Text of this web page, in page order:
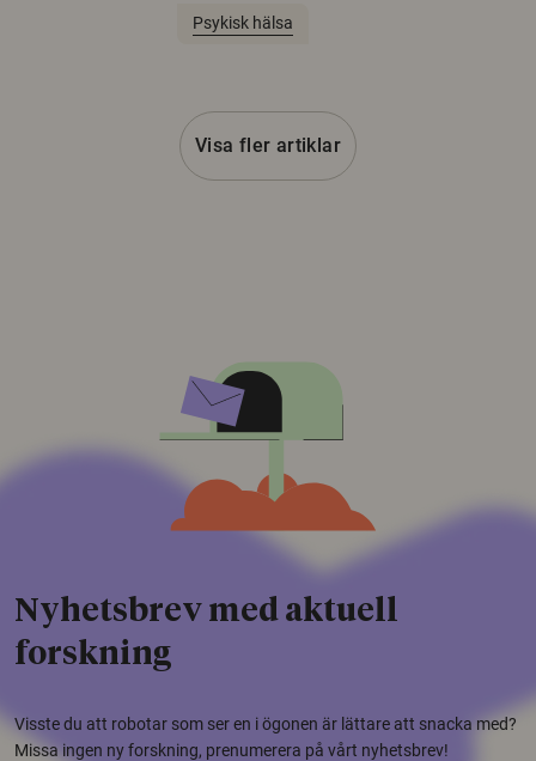
Psykisk hälsa
Visa fler artiklar
Nyhetsbrev med aktuell
forskning
Visste du att robotar som ser en i ögonen är lättare att snacka med?
Missa ingen ny forskning, prenumerera på vårt nyhetsbrev!